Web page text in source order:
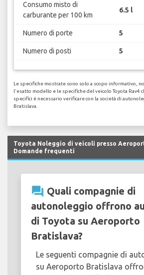
Consumo misto di
carburante per 100 km
6.5 l
Numero di porte 5
Numero di posti 5
Le specifiche mostrate sono solo a scopo informativo,
l'esatto modello e le specifiche del veicolo Toyota Rav4
specifici è necessario verificare con la società di
Bratislava.
Toyota Noleggio di veicoli presso
Domande frequenti
question_answer Quali compagnie di
autonoleggio offrono
di Toyota su Aeroporto
Bratislava?
Le seguenti compagnie di
su Aeroporto Bratislava